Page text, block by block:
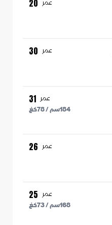
20
عمر 30
عمر 31
184سم /78كغ
عمر 26
عمر 25
168سم /73كغ